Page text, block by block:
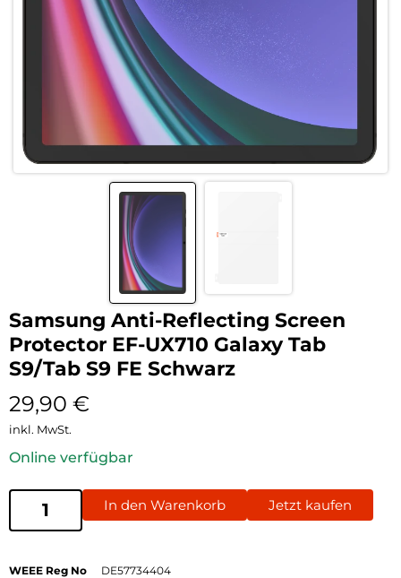
Samsung Anti-Reflecting Screen
Protector EF-UX710 Galaxy Tab
S9/Tab S9 FE Schwarz
29,90 €
inkl. MwSt.
Online verfügbar
In den Warenkorb Jetzt kaufen
WEEE Reg No
DE57734404